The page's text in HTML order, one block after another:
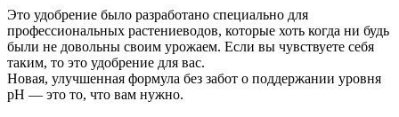
Это удобрение было разработано специально для
профессиональных растениеводов, которые хоть когда ни будь
были не довольны своим урожаем. Если вы чувствуете себя
таким, то это удобрение для вас.
Новая, улучшенная формула без забот о поддержании уровня
pH — это то, что вам нужно.